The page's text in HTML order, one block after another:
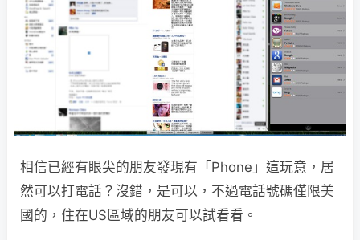
相信已經有眼尖的朋友發現有「Phone」這玩意，居
然可以打電話？沒錯，是可以，不過電話號碼僅限美
國的，住在US區域的朋友可以試看看。